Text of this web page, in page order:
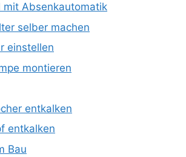
mit Absenkautomatik
selber machen
einstellen
montieren
entkalken
entkalken
Bau